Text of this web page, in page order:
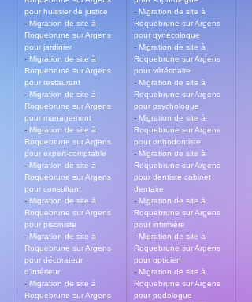
pour huissier de justice
- Migration de site à
Roquebrune sur Argens
pour jardinier
- Migration de site à
Roquebrune sur Argens
pour restaurant
- Migration de site à
Roquebrune sur Argens
pour management
- Migration de site à
Roquebrune sur Argens
pour expert-comptable
- Migration de site à
Roquebrune sur Argens
pour consultant
- Migration de site à
Roquebrune sur Argens
pour pisciniste
- Migration de site à
Roquebrune sur Argens
pour décorateur
d’intérieur
- Migration de site à
Roquebrune sur Argens
- Migration de site à
Roquebrune sur Argens
pour gynécologue
- Migration de site à
Roquebrune sur Argens
pour vétérinaire
- Migration de site à
Roquebrune sur Argens
pour psychologue
- Migration de site à
Roquebrune sur Argens
pour orthodontiste
- Migration de site à
Roquebrune sur Argens
pour dentiste cabinet
dentaire
- Migration de site à
Roquebrune sur Argens
pour infirmière
- Migration de site à
Roquebrune sur Argens
pour opticien
- Migration de site à
Roquebrune sur Argens
pour podologue